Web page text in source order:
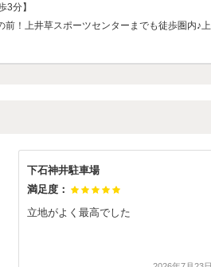
3分】
前！上井草スポーツセンターまでも徒歩圏内♪
下石神井駐車場
満足度：
立地がよく最高でした